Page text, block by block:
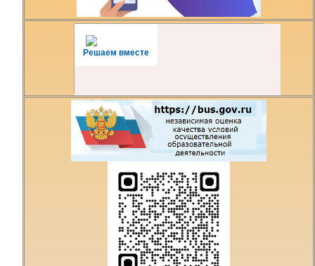
Решаем вместе
Есть предложения по
организации учебного